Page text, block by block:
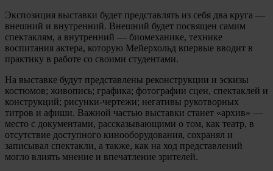
Экспозиция выставки будет представлять из себя два круга —
внешний и внутренний. Внешний будет посвящен самим
спектаклям, а внутренний — биомеханике, технике
воспитания актера, которую Мейерхольд впервые вводит в
практику в работе со своими студентами.
На выставке будут представлены реконструкции и эскизы
костюмов; живопись; графика; фотографии сцен, спектаклей и
конструкций; рисунки-чертежи; негативы рукотворных
титров и афиши. Важной частью выставки станет «архив» —
место с документами, рассказывающими о том, как театр, в
отсутствие доступного кинооборудования, сохранял и
записывал спектакли, а также, как на ход представлений
могло влиять мнение и впечатление зрителей.